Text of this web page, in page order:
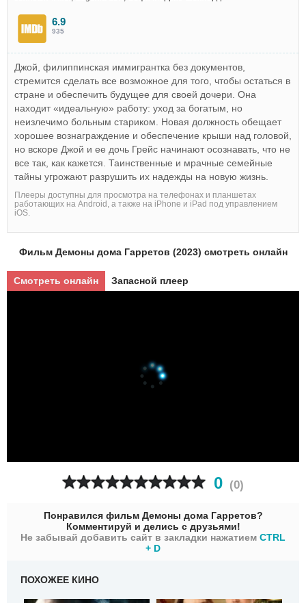
6.9
935
Джой, филиппинская иммигрантка без документов,
стремится сделать все возможное для того, чтобы остаться в
стране и обеспечить будущее для своей дочери. Она
находит «идеальную» работу: уход за богатым, но
неизлечимо больным стариком. Новая должность обещает
хорошее вознаграждение и обеспечение крыши над головой,
но вскоре Джой и ее дочь Грейс начинают осознавать, что не
все так, как кажется. Таинственные и мрачные семейные
тайны угрожают разрушить их надежды на новую жизнь.
Плееры доступны для просмотра на телефонах и планшетах
работающих на Android, а также на iPhone и iPad под управлением
iOS.
Фильм Демоны дома Гарретов (2023) смотреть онлайн
Смотреть онлайн Запасной плеер
0 (0)
Понравился фильм Демоны дома Гарретов?
Комментируй и делись с друзьями!
Не забывай добавить сайт в закладки нажатием CTRL
+ D
ПОХОЖЕЕ КИНО